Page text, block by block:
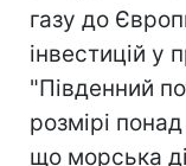
газу до
інвестицій у
"Південний
розмірі
що морська